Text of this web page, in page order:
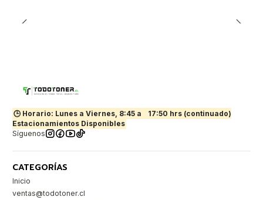
🕒 Horario: Lunes a Viernes, 8:45 a
17:50 hrs (continuado)
Estacionamientos Disponibles
Síguenos
CATEGORÍAS
Inicio
ventas@todotoner.cl